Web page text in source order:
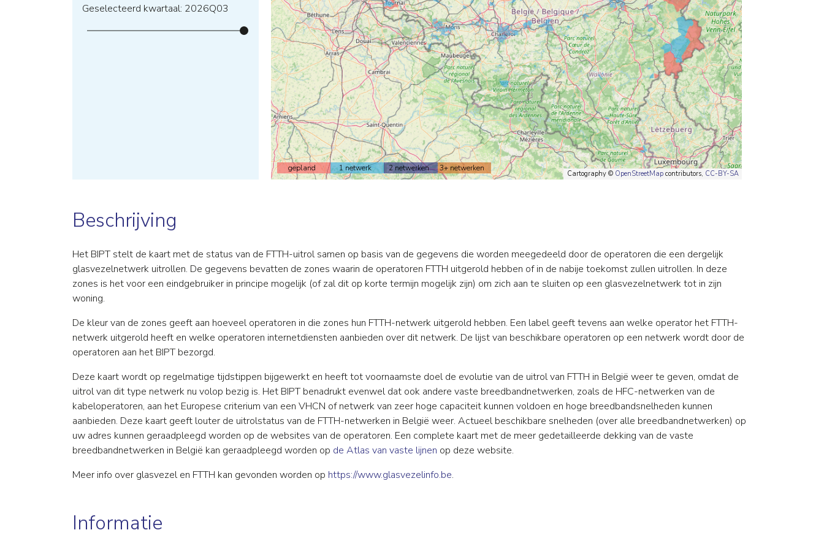
Cartography © OpenStreetMapcontributors, CC-BY-SA
gepland 1 netwerk 2 netwerken 3+ netwerken
Geselecteerd kwartaal: 2026Q03
Beschrijving
Het BIPT stelt de kaart met de status van de FTTH-uitrol samen op basis van de gegevens die worden meegedeeld door de operatoren die een dergelijk
glasvezelnetwerk uitrollen. De gegevens bevatten de zones waarin de operatoren FTTH uitgerold hebben of in de nabije toekomst zullen uitrollen. In deze
zones is het voor een eindgebruiker in principe mogelijk (of zal dit op korte termijn mogelijk zijn) om zich aan te sluiten op een glasvezelnetwerk tot in zijn
woning.
De kleur van de zones geeft aan hoeveel operatoren in die zones hun FTTH-netwerk uitgerold hebben. Een label geeft tevens aan welke operator het FTTH-
netwerk uitgerold heeft en welke operatoren internetdiensten aanbieden over dit netwerk. De lijst van beschikbare operatoren op een netwerk wordt door de
operatoren aan het BIPT bezorgd.
Deze kaart wordt op regelmatige tijdstippen bijgewerkt en heeft tot voornaamste doel de evolutie van de uitrol van FTTH in België weer te geven, omdat de
uitrol van dit type netwerk nu volop bezig is. Het BIPT benadrukt evenwel dat ook andere vaste breedbandnetwerken, zoals de HFC-netwerken van de
kabeloperatoren, aan het Europese criterium van een VHCN of netwerk van zeer hoge capaciteit kunnen voldoen en hoge breedbandsnelheden kunnen
aanbieden. Deze kaart geeft louter de uitrolstatus van de FTTH-netwerken in België weer. Actueel beschikbare snelheden (over alle breedbandnetwerken) op
uw adres kunnen geraadpleegd worden op de websites van de operatoren. Een complete kaart met de meer gedetailleerde dekking van de vaste
breedbandnetwerken in België kan geraadpleegd worden op de Atlas van vaste lijnen op deze website.
Meer info over glasvezel en FTTH kan gevonden worden op https://www.glasvezelinfo.be.
Informatie